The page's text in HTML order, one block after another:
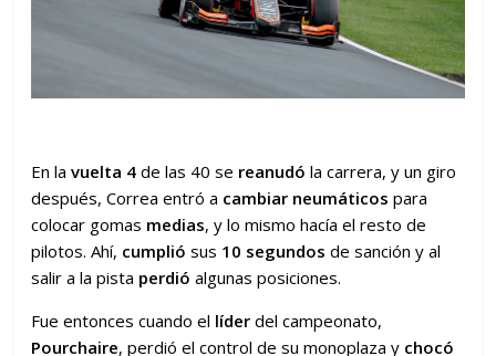
En lavuelta 4 de las 40 se reanudó la carrera, y un giro
después, Correa entró a cambiar neumáticos para
colocar gomas medias, y lo mismo hacía el resto de
pilotos. Ahí, cumplió sus 10 segundos de sanción y al
salir a la pista perdió algunas posiciones.
Fue entonces cuando el líder del campeonato,
Pourchaire, perdió el control de su monoplaza y chocó